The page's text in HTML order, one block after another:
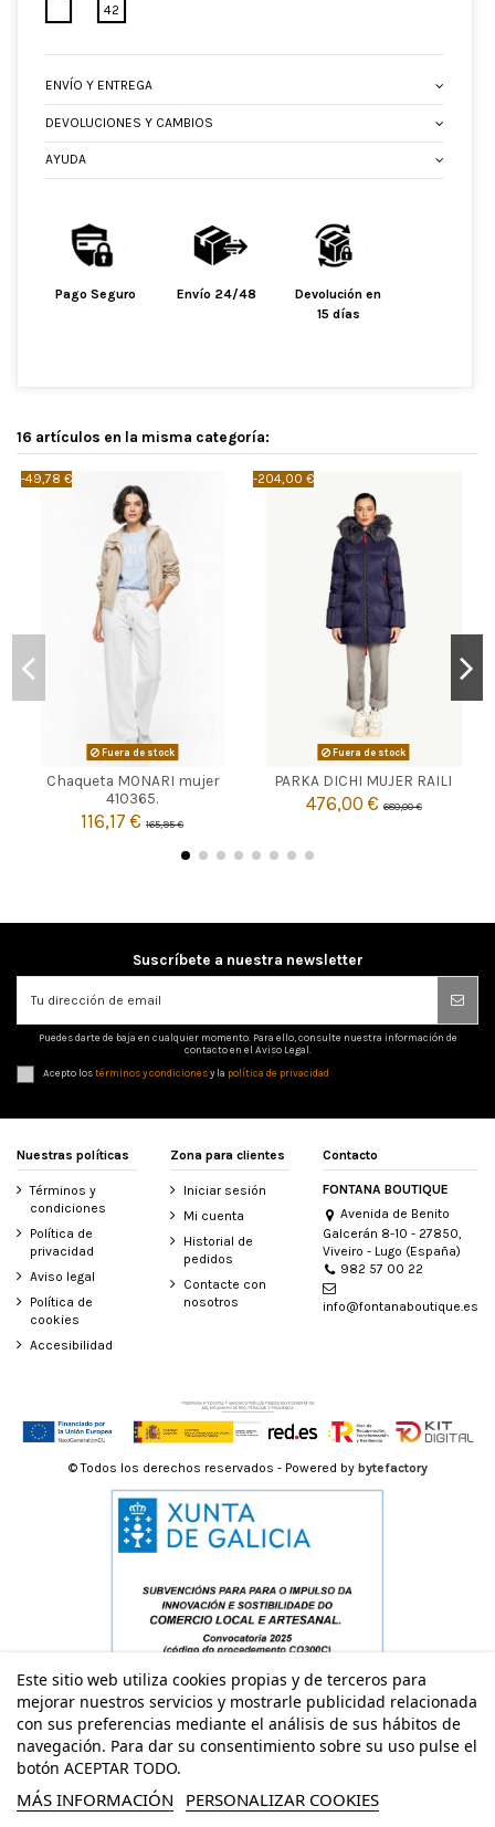
MULTICOLOR
42
ENVÍO Y ENTREGA
DEVOLUCIONES Y CAMBIOS
AYUDA
Pago Seguro Envío 24/48
Devolución en
15 días
16 artículos en la misma categoría:
-49,78 €
Fuera de stock
Chaqueta MONARI mujer
410365.
116,17 €165,95 €
 Agotado
-204,00 €
Fuera de stock
PARKA DICHI MUJER RAILI
476,00 € 680,00 €
 Agotado
Suscríbete a nuestra newsletter
Puedes darte de baja en cualquier momento. Para ello, consulte nuestra información de
contacto en el Aviso Legal.
Acepto lostérminos y condicionesy la política de privacidad
Nuestras políticas
Términos y
condiciones
Política de
privacidad
Aviso legal
Política de
cookies
Accesibilidad
Zona para clientes
Iniciar sesión
Mi cuenta
Historial de
pedidos
Contacte con
nosotros
Contacto
FONTANA BOUTIQUE
Avenida de Benito
Galcerán 8-10 - 27850,
Viveiro - Lugo (España)
982 57 00 22
info@fontanaboutique.es
Este sitio web utiliza cookies propias y de terceros para
mejorar nuestros servicios y mostrarle publicidad relacionada
con sus preferencias mediante el análisis de sus hábitos de
navegación. Para dar su consentimiento sobre su uso pulse el
botón ACEPTAR TODO.
MÁS INFORMACIÓN PERSONALIZAR COOKIES
© Todos los derechos reservados - Powered by bytefactory